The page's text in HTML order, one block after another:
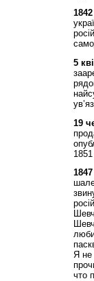
1842
5
19
1847
Я не
что